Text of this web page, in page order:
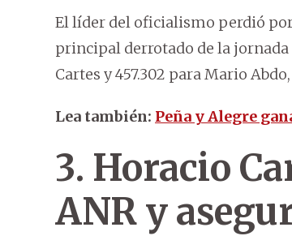
El líder del oficialismo perdió
principal derrotado de la jornada
Cartes y 457.302 para Mario
Lea también: Peña y Alegre
3. Horacio
ANR y